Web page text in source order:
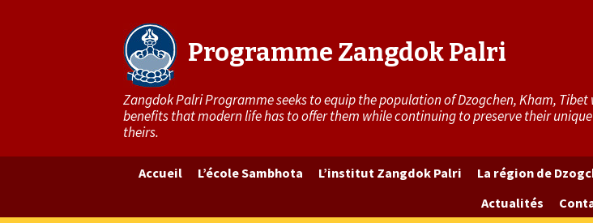
Programme Zangdok Palri
Zangdok Palri Programme seeks to equip the population of Dzogchen, Kham,
benefits that modern life has to offer them while continuing to preserve their
theirs.
contenu
Accueil L’école Sambhota L’institut Zangdok Palri La région de
Actualités